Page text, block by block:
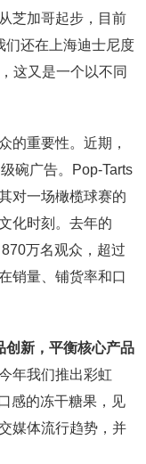
芝加哥起步，目前
们还在上海迪士尼度
这又是一个以不同
的重要性。近期，
碗广告。Pop-Tarts
对一场橄榄球赛的
化时刻。去年的
万名观众，超过
销量、铺货率和口
创新，平衡核心产品
年我们推出彩虹
感的冻干糖果，见
媒体流行趋势，并